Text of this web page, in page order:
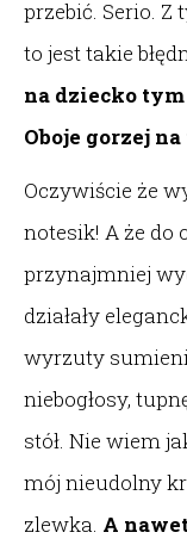
przebić. Serio.
to jest takie
na dziecko
Oboje gorzej
Oczywiście że
notesik! A że do
przynajmniej
działały
wyrzuty
niebogłosy,
stół. Nie wiem
mój nieudolny
zlewka. A